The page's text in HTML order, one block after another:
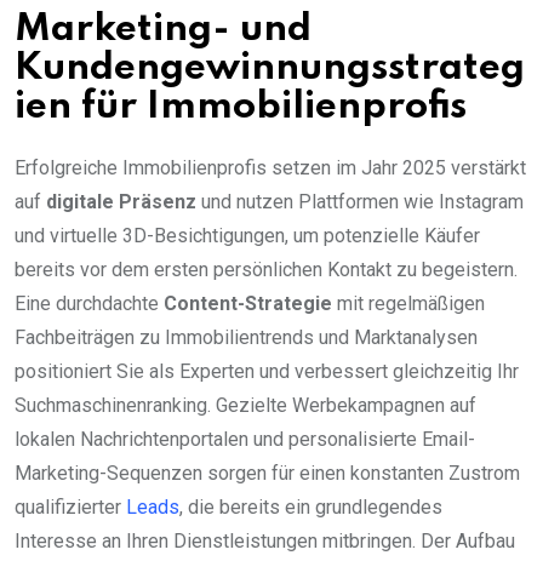
Marketing- und
Kundengewinnungsstrateg
ien für Immobilienprofis
Erfolgreiche Immobilienprofis setzen im Jahr 2025 verstärkt
auf digitale Präsenz und nutzen Plattformen wie Instagram
und virtuelle 3D-Besichtigungen, um potenzielle Käufer
bereits vor dem ersten persönlichen Kontakt zu begeistern.
Eine durchdachte Content-Strategie mit regelmäßigen
Fachbeiträgen zu Immobilientrends und Marktanalysen
positioniert Sie als Experten und verbessert gleichzeitig Ihr
Suchmaschinenranking. Gezielte Werbekampagnen auf
lokalen Nachrichtenportalen und personalisierte Email-
Marketing-Sequenzen sorgen für einen konstanten Zustrom
qualifizierter Leads, die bereits ein grundlegendes
Interesse an Ihren Dienstleistungen mitbringen. Der Aufbau